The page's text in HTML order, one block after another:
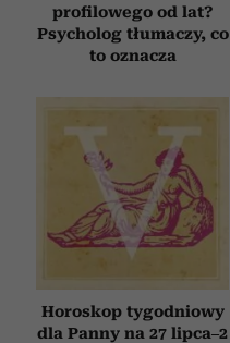
profilowego od lat?
Psycholog tłumaczy, co
to oznacza
Horoskop tygodniowy
dla Panny na 27 lipca–2